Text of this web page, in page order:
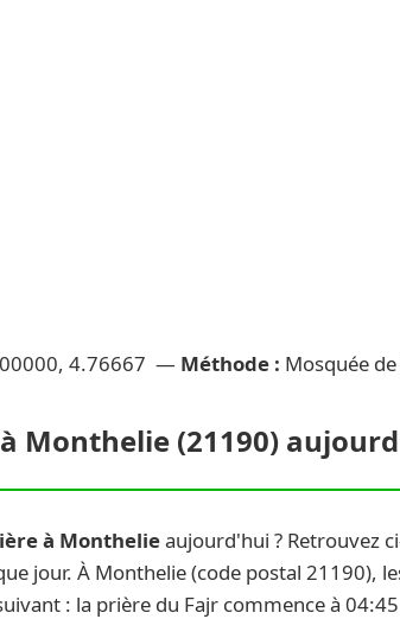
4.76667 — Méthode : Mosquée
Monthelie (21190)
à Monthelieaujourd'hui ? Retrouvez
jour. À Monthelie (code postal 21190),
: la prière du Fajr commence à